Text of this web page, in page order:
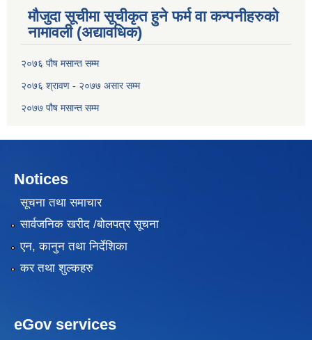
मौजुदा सूचीमा सूचीकृत हुने फर्म वा कन्पनीहरुको
नामावली (अद्यावधिक)
२०७६ पौष मसान्त सम्म
२०७६ श्रावण - २०७७ असार सम्म
२०७७ पौष मसान्त सम्म
Notices
सूचना तथा समाचार
सार्वजनिक खरीद /बोलपत्र सूचना
एन, कानुन तथा निर्देशिका
कर तथा शुल्कहरु
eGov services